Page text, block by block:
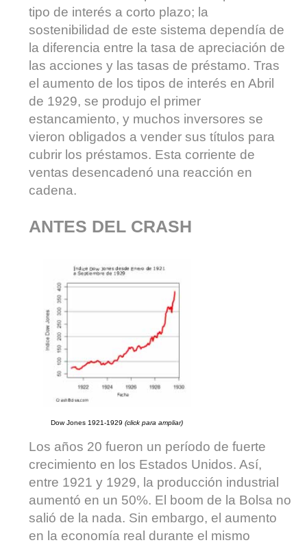
tipo de interés a corto plazo; la
sostenibilidad de este sistema dependía de
la diferencia entre la tasa de apreciación de
las acciones y las tasas de préstamo. Tras
el aumento de los tipos de interés en Abril
de 1929, se produjo el primer
estancamiento, y muchos inversores se
vieron obligados a vender sus títulos para
cubrir los préstamos. Esta corriente de
ventas desencadenó una reacción en
cadena.
ANTES DEL CRASH
Dow Jones 1921-1929(click para ampliar)
Los años 20 fueron un período de fuerte
crecimiento en los Estados Unidos. Así,
entre 1921 y 1929, la producción industrial
aumentó en un 50%. El boom de la Bolsa no
salió de la nada. Sin embargo, el aumento
en la economía real durante el mismo